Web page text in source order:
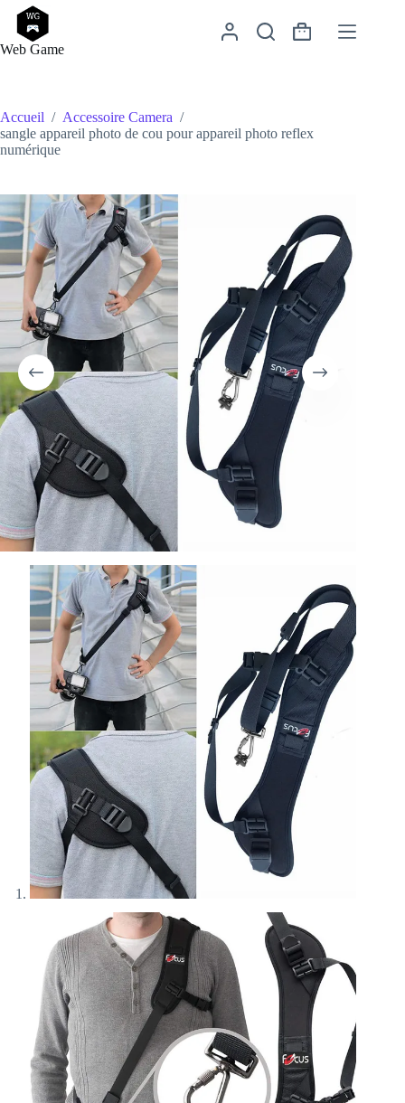
Passer
contenu
Web Game
Panier
Accueil / Accessoire Camera /
sangle appareil photo de cou pour appareil photo reflex
numérique